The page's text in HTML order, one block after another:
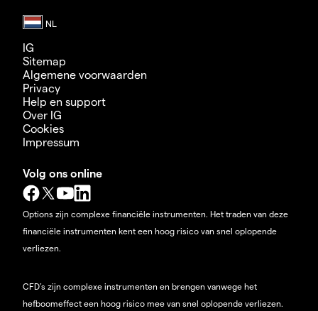
IG
Sitemap
Algemene voorwaarden
Privacy
Help en support
Over IG
Cookies
Impressum
Volg ons online
Options zijn complexe financiële instrumenten. Het traden van deze
financiële instrumenten kent een hoog risico van snel oplopende
verliezen.
CFD’s zijn complexe instrumenten en brengen vanwege het
hefboomeffect een hoog risico mee van snel oplopende verliezen.